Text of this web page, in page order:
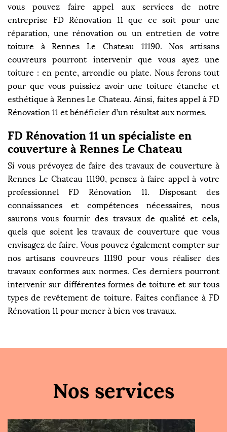
vous pouvez faire appel aux services de notre
entreprise FD Rénovation 11 que ce soit pour une
réparation, une rénovation ou un entretien de votre
toiture à Rennes Le Chateau 11190. Nos artisans
couvreurs pourront intervenir que vous ayez une
toiture : en pente, arrondie ou plate. Nous ferons tout
pour que vous puissiez avoir une toiture étanche et
esthétique à Rennes Le Chateau. Ainsi, faites appel à FD
Rénovation 11 et bénéficier d’un résultat aux normes.
FD Rénovation 11 un spécialiste en
couverture à Rennes Le Chateau
Si vous prévoyez de faire des travaux de couverture à
Rennes Le Chateau 11190, pensez à faire appel à votre
professionnel FD Rénovation 11. Disposant des
connaissances et compétences nécessaires, nous
saurons vous fournir des travaux de qualité et cela,
quels que soient les travaux de couverture que vous
envisagez de faire. Vous pouvez également compter sur
nos artisans couvreurs 11190 pour vous réaliser des
travaux conformes aux normes. Ces derniers pourront
intervenir sur différentes formes de toiture et sur tous
types de revêtement de toiture. Faites confiance à FD
Rénovation 11 pour mener à bien vos travaux.
Nos services